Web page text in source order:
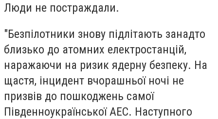
Люди не постраждали.
"Безпілотники знову підлітають занадто
близько до атомних електростанцій,
наражаючи на ризик ядерну безпеку. На
щастя, інцидент вчорашньої ночі не
призвів до пошкоджень самої
Південноукраїнської АЕС. Наступного